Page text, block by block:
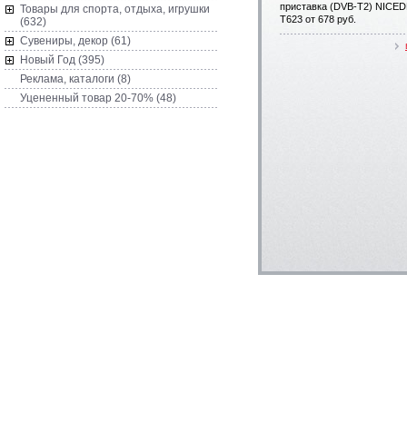
Товары для спорта, отдыха, игрушки
(632)
Сувениры, декор (61)
Новый Год (395)
Реклама, каталоги (8)
Уцененный товар 20-70% (48)
приставка (DVB-T2)
T623 от 678 руб.